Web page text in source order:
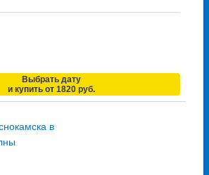
Выбрать дату
и купить от 1820 руб.
в